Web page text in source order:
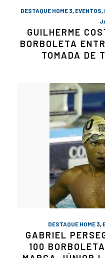
DESTAQUE HOME 3 EVENTOS
GUILHERME
BORBOLETA
TOMADA DE
DESTAQUE HOME 3
GABRIEL
100